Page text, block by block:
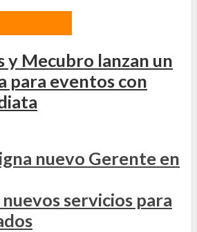
y Mecubro lanzan un
para eventos con
nuevo Gerente en
servicios para